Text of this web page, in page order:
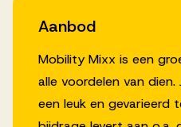
Aanbod
Mobility Mixx is een
alle voordelen van
een leuk en gevarieerd